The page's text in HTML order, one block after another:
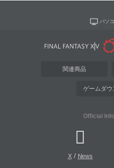
パソ
関連商品
ゲームダウ
Official
X/ News